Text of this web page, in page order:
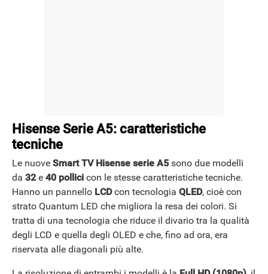
Hisense Serie A5: caratteristiche
tecniche
Le nuove Smart TV Hisense serie A5 sono due modelli
da 32e 40 pollici con le stesse caratteristiche tecniche.
Hanno un pannello LCDcon tecnologia QLED, cioè con
strato Quantum LED che migliora la resa dei colori. Si
tratta di una tecnologia che riduce il divario tra la qualità
degli LCD e quella degli OLED e che, fino ad ora, era
riservata alle diagonali più alte.